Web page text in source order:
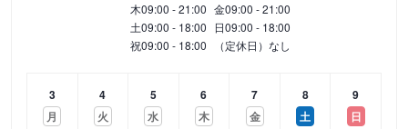
木09:00 - 21:00 金09:00 - 21:00
土09:00 - 18:00 日09:00 - 18:00
祝09:00 - 18:00 （定休日）なし
3
月
4
火
5
水
6
木
7
金
8
土
9
日